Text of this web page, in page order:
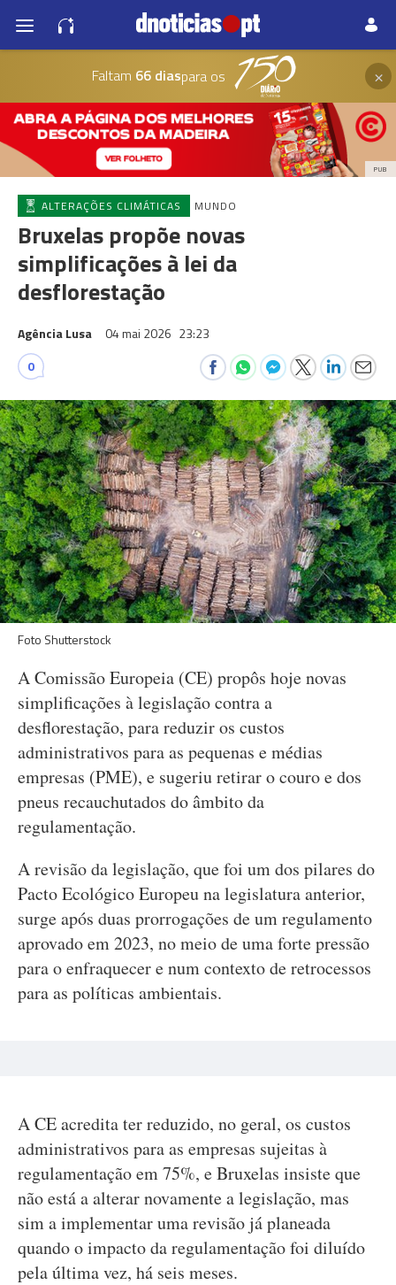
Faltam 66 diaspara os ×
PUB
ALTERAÇÕES CLIMÁTICAS MUNDO
Bruxelas propõe novas
simplificações à lei da
desflorestação
Agência Lusa 04 mai 2026 23:23
0
Foto Shutterstock
A Comissão Europeia (CE) propôs hoje novas
simplificações à legislação contra a
desflorestação, para reduzir os custos
administrativos para as pequenas e médias
empresas (PME), e sugeriu retirar o couro e dos
pneus recauchutados do âmbito da
regulamentação.
A revisão da legislação, que foi um dos pilares do
Pacto Ecológico Europeu na legislatura anterior,
surge após duas prorrogações de um regulamento
aprovado em 2023, no meio de uma forte pressão
para o enfraquecer e num contexto de retrocessos
para as políticas ambientais.
A CE acredita ter reduzido, no geral, os custos
administrativos para as empresas sujeitas à
regulamentação em 75%, e Bruxelas insiste que
não está a alterar novamente a legislação, mas
sim a implementar uma revisão já planeada
quando o impacto da regulamentação foi diluído
pela última vez, há seis meses.